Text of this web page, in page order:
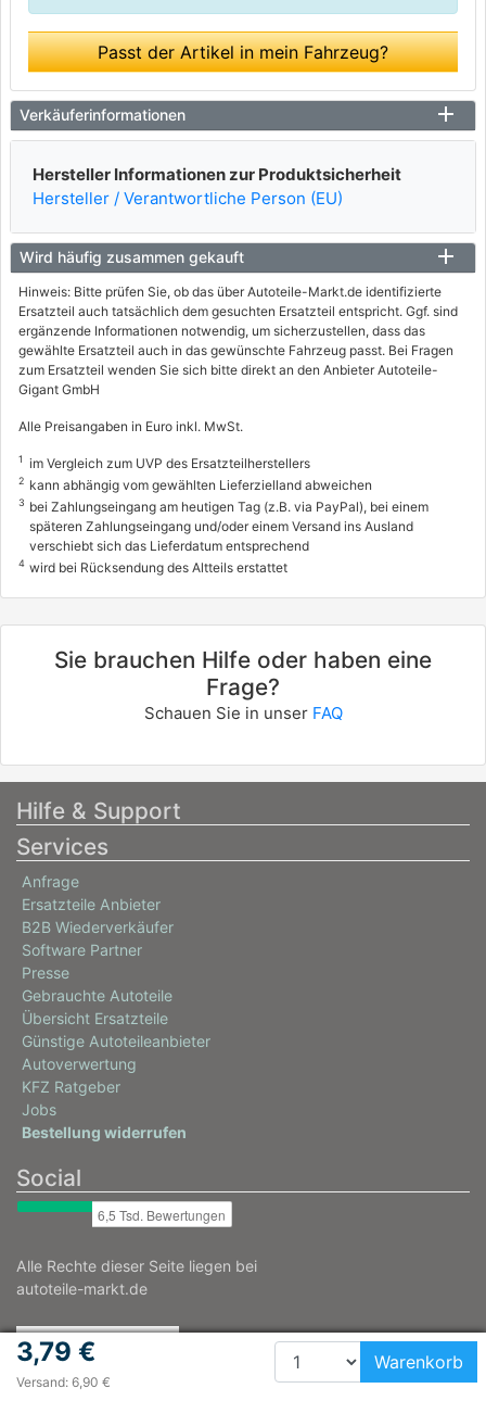
Passt der Artikel in mein Fahrzeug?
Verkäuferinformationen
Hersteller Informationen zur Produktsicherheit
Hersteller / Verantwortliche Person (EU)
Wird häufig zusammen gekauft
Hinweis: Bitte prüfen Sie, ob das über Autoteile-Markt.de identifizierte
Ersatzteil auch tatsächlich dem gesuchten Ersatzteil entspricht. Ggf. sind
ergänzende Informationen notwendig, um sicherzustellen, dass das
gewählte Ersatzteil auch in das gewünschte Fahrzeug passt. Bei Fragen
zum Ersatzteil wenden Sie sich bitte direkt an den Anbieter Autoteile-
Gigant GmbH
Alle Preisangaben in Euro inkl. MwSt.
1 im Vergleich zum UVP des Ersatzteilherstellers
2 kann abhängig vom gewählten Lieferzielland abweichen
3 bei Zahlungseingang am heutigen Tag (z.B. via PayPal), bei einem
späteren Zahlungseingang und/oder einem Versand ins Ausland
verschiebt sich das Lieferdatum entsprechend
4 wird bei Rücksendung des Altteils erstattet
3,79 €
Versand: 6,90 €
Warenkorb
Sie brauchen Hilfe oder haben eine
Frage?
Schauen Sie in unser FAQ
Hilfe & Support
Services
Anfrage
Ersatzteile Anbieter
B2B Wiederverkäufer
Software Partner
Presse
Gebrauchte Autoteile
Übersicht Ersatzteile
Günstige Autoteileanbieter
Autoverwertung
KFZ Ratgeber
Jobs
Bestellung widerrufen
Social
Alle Rechte dieser Seite liegen bei
autoteile-markt.de